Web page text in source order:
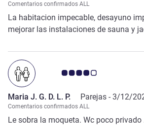
Comentarios confirmados ALL
La habitacion impecable, desayuno
mejorar las instalaciones de sauna y
Nota de clientes de Avis 4.0/
Maria J. G. D. L. P. Parejas - 3/12/
Comentarios confirmados ALL
Le sobra la moqueta. Wc poco privado